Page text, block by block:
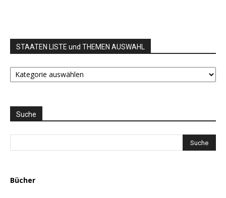
STAATEN LISTE und THEMEN AUSWAHL
STAATEN
LISTE
AUSWAHL
Suche
Bücher